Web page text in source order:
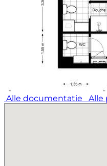
en Bolsward zijn snel
Een net, comfortabel
garage op een rustige
Hier kunt u zonder
van gemak, licht en
omschrijving
Alle documentatie Alle